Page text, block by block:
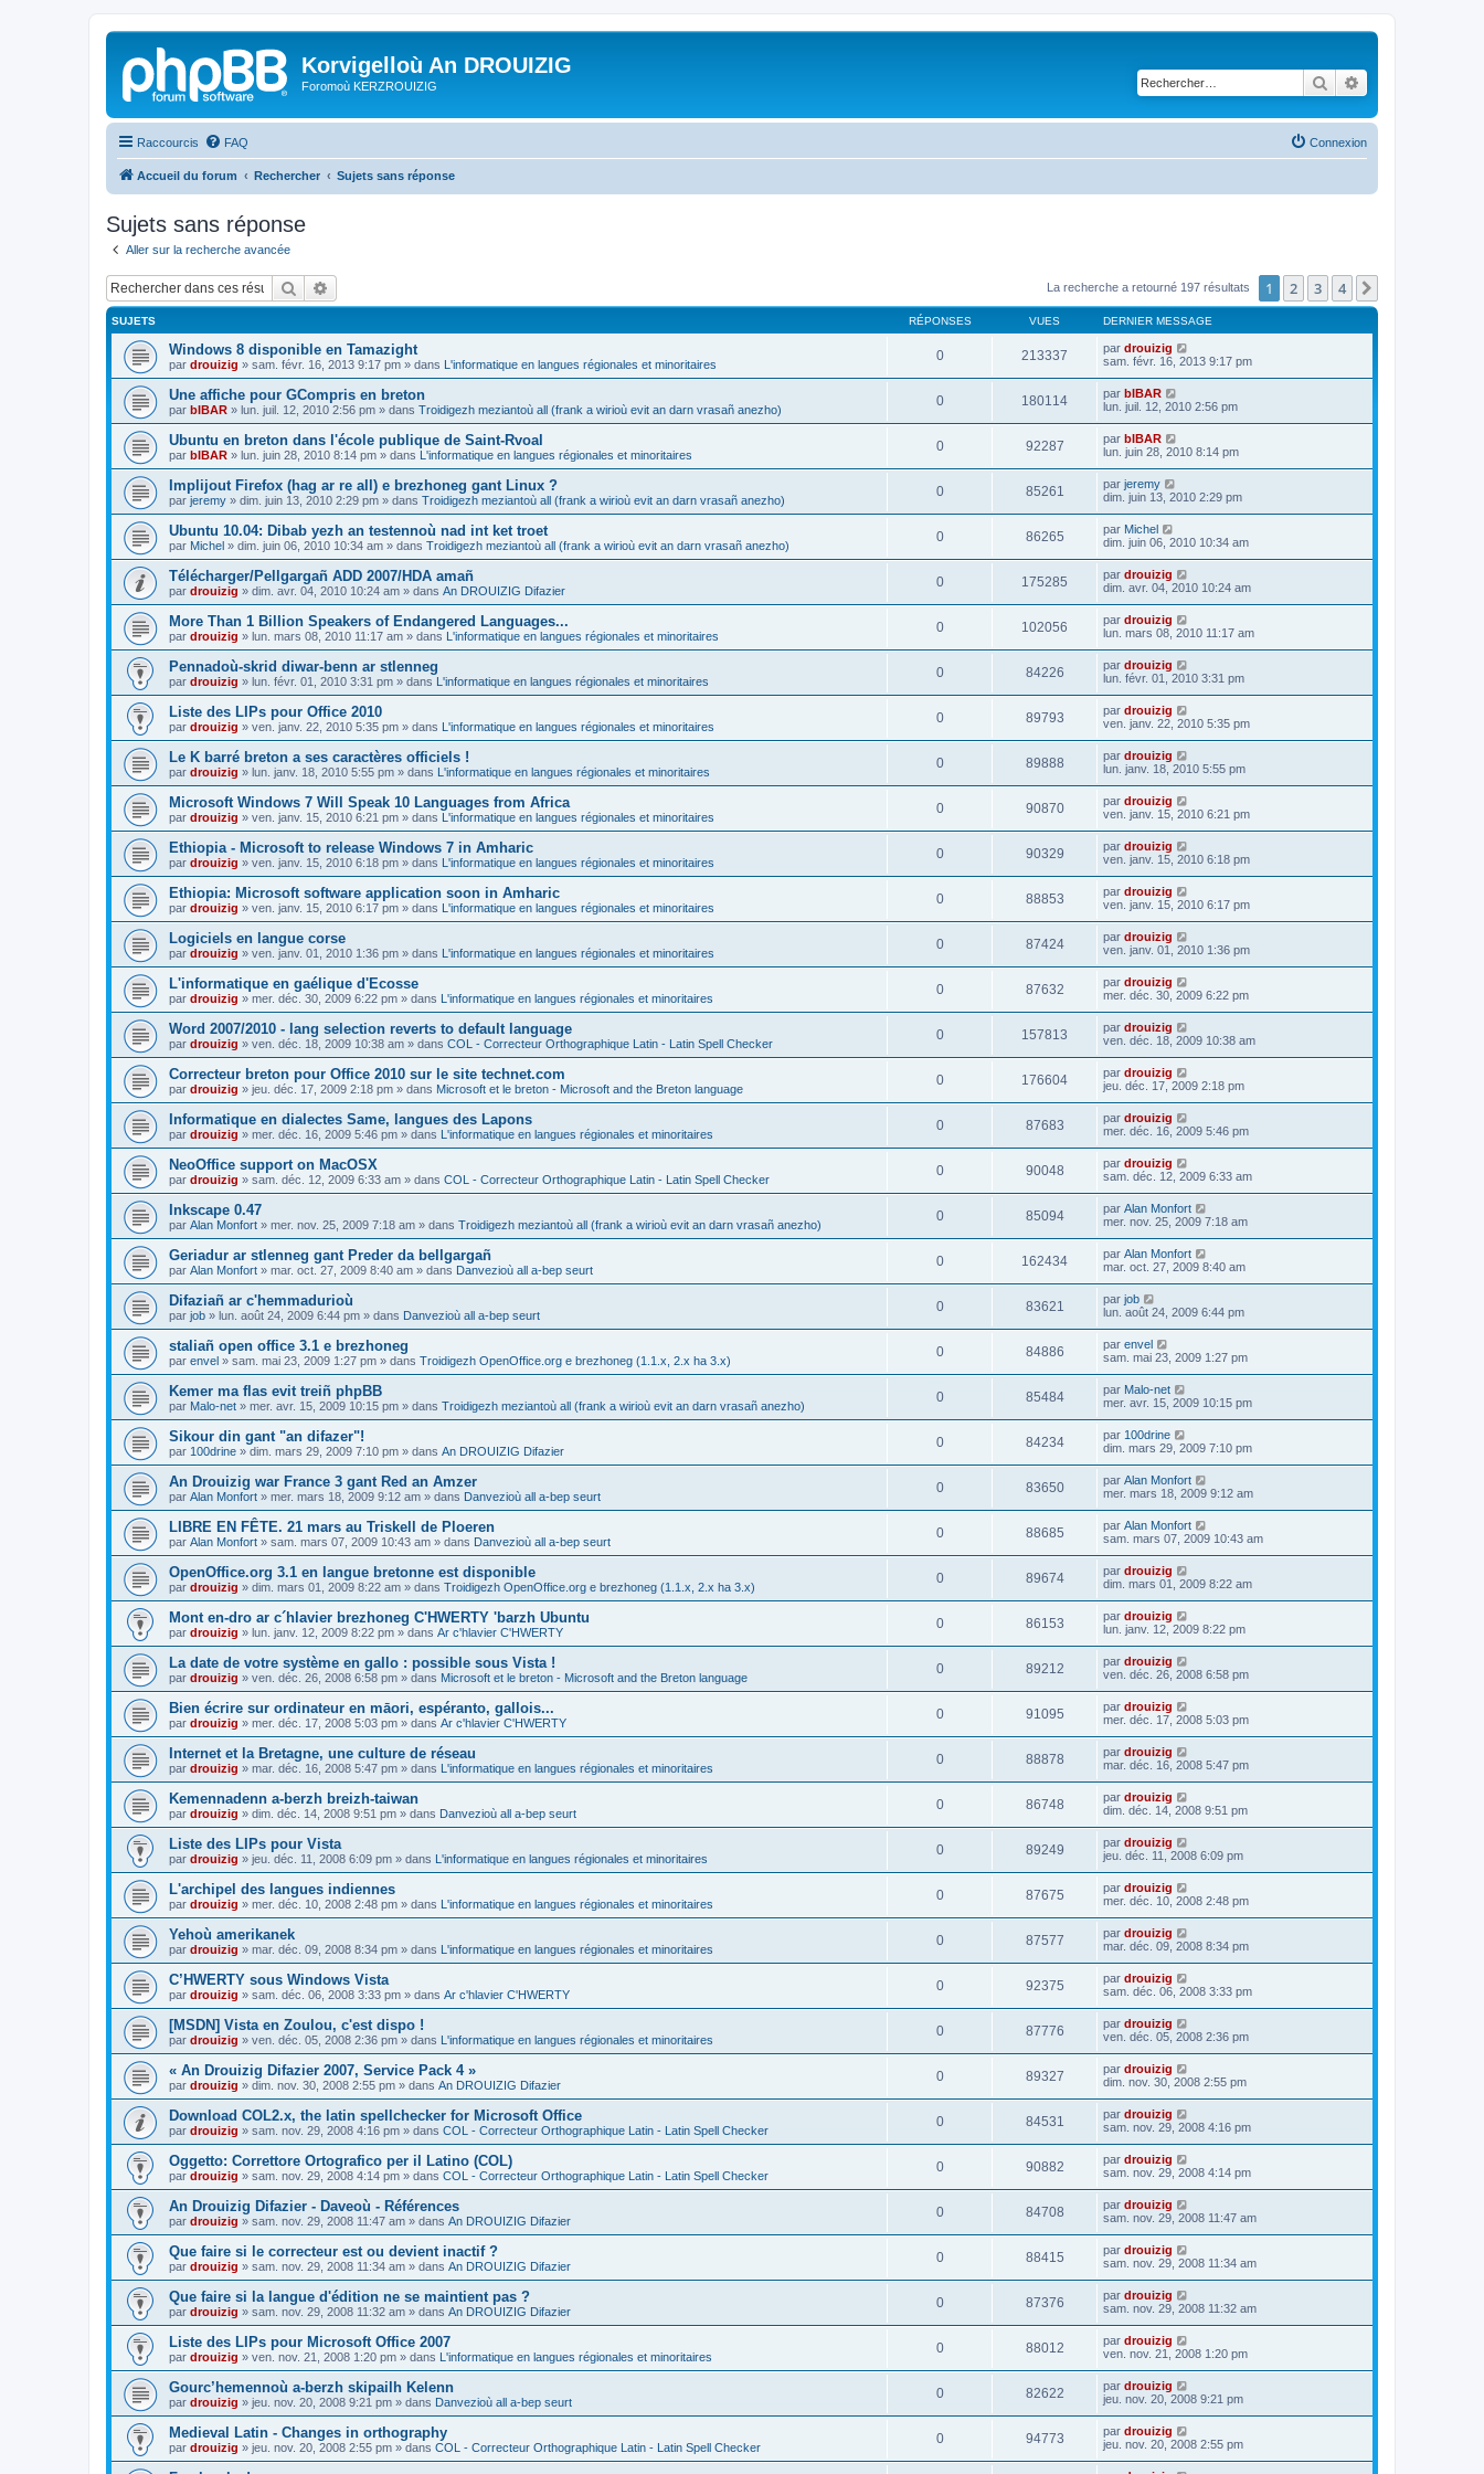
Korvigelloù An DROUIZIG
Foromoù KERZROUIZIG Rechercher
Raccourcis FAQ Connexion
Accueil du forum Rechercher Sujets sans réponse
Sujets sans réponse
Aller sur la recherche avancée
Rechercher La recherche a retourné 197 résultats 1 2 3 4
SUJETS RÉPONSES VUES DERNIER MESSAGE
Windows 8 disponible en Tamazight
par drouizig » sam. févr. 16, 2013 9:17 pm » dans L'informatique en langues régionales et minoritaires
0 213337 par drouizig
sam. févr. 16, 2013 9:17 pm
Une affiche pour GCompris en breton
par bIBAR » lun. juil. 12, 2010 2:56 pm » dans Troidigezh meziantoù all (frank a wirioù evit an darn vrasañ anezho)
0 180114 par bIBAR
lun. juil. 12, 2010 2:56 pm
Ubuntu en breton dans l'école publique de Saint-Rvoal
par bIBAR » lun. juin 28, 2010 8:14 pm » dans L'informatique en langues régionales et minoritaires
0 92287 par bIBAR
lun. juin 28, 2010 8:14 pm
Implijout Firefox (hag ar re all) e brezhoneg gant Linux ?
par jeremy » dim. juin 13, 2010 2:29 pm » dans Troidigezh meziantoù all (frank a wirioù evit an darn vrasañ anezho)
0 85261 par jeremy
dim. juin 13, 2010 2:29 pm
Ubuntu 10.04: Dibab yezh an testennoù nad int ket troet
par Michel » dim. juin 06, 2010 10:34 am » dans Troidigezh meziantoù all (frank a wirioù evit an darn vrasañ anezho)
0 86265 par Michel
dim. juin 06, 2010 10:34 am
Télécharger/Pellgargañ ADD 2007/HDA amañ
par drouizig » dim. avr. 04, 2010 10:24 am » dans An DROUIZIG Difazier
0 175285 par drouizig
dim. avr. 04, 2010 10:24 am
More Than 1 Billion Speakers of Endangered Languages...
par drouizig » lun. mars 08, 2010 11:17 am » dans L'informatique en langues régionales et minoritaires
0 102056 par drouizig
lun. mars 08, 2010 11:17 am
Pennadoù-skrid diwar-benn ar stlenneg
par drouizig » lun. févr. 01, 2010 3:31 pm » dans L'informatique en langues régionales et minoritaires
0 84226 par drouizig
lun. févr. 01, 2010 3:31 pm
Liste des LIPs pour Office 2010
par drouizig » ven. janv. 22, 2010 5:35 pm » dans L'informatique en langues régionales et minoritaires
0 89793 par drouizig
ven. janv. 22, 2010 5:35 pm
Le K barré breton a ses caractères officiels !
par drouizig » lun. janv. 18, 2010 5:55 pm » dans L'informatique en langues régionales et minoritaires
0 89888 par drouizig
lun. janv. 18, 2010 5:55 pm
Microsoft Windows 7 Will Speak 10 Languages from Africa
par drouizig » ven. janv. 15, 2010 6:21 pm » dans L'informatique en langues régionales et minoritaires
0 90870 par drouizig
ven. janv. 15, 2010 6:21 pm
Ethiopia - Microsoft to release Windows 7 in Amharic
par drouizig » ven. janv. 15, 2010 6:18 pm » dans L'informatique en langues régionales et minoritaires
0 90329 par drouizig
ven. janv. 15, 2010 6:18 pm
Ethiopia: Microsoft software application soon in Amharic
par drouizig » ven. janv. 15, 2010 6:17 pm » dans L'informatique en langues régionales et minoritaires
0 88853 par drouizig
ven. janv. 15, 2010 6:17 pm
Logiciels en langue corse
par drouizig » ven. janv. 01, 2010 1:36 pm » dans L'informatique en langues régionales et minoritaires
0 87424 par drouizig
ven. janv. 01, 2010 1:36 pm
L'informatique en gaélique d'Ecosse
par drouizig » mer. déc. 30, 2009 6:22 pm » dans L'informatique en langues régionales et minoritaires
0 87632 par drouizig
mer. déc. 30, 2009 6:22 pm
Word 2007/2010 - lang selection reverts to default language
par drouizig » ven. déc. 18, 2009 10:38 am » dans COL - Correcteur Orthographique Latin - Latin Spell Checker
0 157813 par drouizig
ven. déc. 18, 2009 10:38 am
Correcteur breton pour Office 2010 sur le site technet.com
par drouizig » jeu. déc. 17, 2009 2:18 pm » dans Microsoft et le breton - Microsoft and the Breton language
0 176604 par drouizig
jeu. déc. 17, 2009 2:18 pm
Informatique en dialectes Same, langues des Lapons
par drouizig » mer. déc. 16, 2009 5:46 pm » dans L'informatique en langues régionales et minoritaires
0 87683 par drouizig
mer. déc. 16, 2009 5:46 pm
NeoOffice support on MacOSX
par drouizig » sam. déc. 12, 2009 6:33 am » dans COL - Correcteur Orthographique Latin - Latin Spell Checker
0 90048 par drouizig
sam. déc. 12, 2009 6:33 am
Inkscape 0.47
par Alan Monfort » mer. nov. 25, 2009 7:18 am » dans Troidigezh meziantoù all (frank a wirioù evit an darn vrasañ anezho)
0 85094 par Alan Monfort
mer. nov. 25, 2009 7:18 am
Geriadur ar stlenneg gant Preder da bellgargañ
par Alan Monfort » mar. oct. 27, 2009 8:40 am » dans Danvezioù all a-bep seurt
0 162434 par Alan Monfort
mar. oct. 27, 2009 8:40 am
Difaziañ ar c'hemmadurioù
par job » lun. août 24, 2009 6:44 pm » dans Danvezioù all a-bep seurt
0 83621 par job
lun. août 24, 2009 6:44 pm
staliañ open office 3.1 e brezhoneg
par envel » sam. mai 23, 2009 1:27 pm » dans Troidigezh OpenOffice.org e brezhoneg (1.1.x, 2.x ha 3.x)
0 84886 par envel
sam. mai 23, 2009 1:27 pm
Kemer ma flas evit treiñ phpBB
par Malo-net » mer. avr. 15, 2009 10:15 pm » dans Troidigezh meziantoù all (frank a wirioù evit an darn vrasañ anezho)
0 85484 par Malo-net
mer. avr. 15, 2009 10:15 pm
Sikour din gant "an difazer"!
par 100drine » dim. mars 29, 2009 7:10 pm » dans An DROUIZIG Difazier
0 84234 par 100drine
dim. mars 29, 2009 7:10 pm
An Drouizig war France 3 gant Red an Amzer
par Alan Monfort » mer. mars 18, 2009 9:12 am » dans Danvezioù all a-bep seurt
0 83650 par Alan Monfort
mer. mars 18, 2009 9:12 am
LIBRE EN FÊTE. 21 mars au Triskell de Ploeren
par Alan Monfort » sam. mars 07, 2009 10:43 am » dans Danvezioù all a-bep seurt
0 88685 par Alan Monfort
sam. mars 07, 2009 10:43 am
OpenOffice.org 3.1 en langue bretonne est disponible
par drouizig » dim. mars 01, 2009 8:22 am » dans Troidigezh OpenOffice.org e brezhoneg (1.1.x, 2.x ha 3.x)
0 89674 par drouizig
dim. mars 01, 2009 8:22 am
Mont en-dro ar c´hlavier brezhoneg C'HWERTY 'barzh Ubuntu
par drouizig » lun. janv. 12, 2009 8:22 pm » dans Ar c'hlavier C'HWERTY
0 86153 par drouizig
lun. janv. 12, 2009 8:22 pm
La date de votre système en gallo : possible sous Vista !
par drouizig » ven. déc. 26, 2008 6:58 pm » dans Microsoft et le breton - Microsoft and the Breton language
0 89212 par drouizig
ven. déc. 26, 2008 6:58 pm
Bien écrire sur ordinateur en māori, espéranto, gallois...
par drouizig » mer. déc. 17, 2008 5:03 pm » dans Ar c'hlavier C'HWERTY
0 91095 par drouizig
mer. déc. 17, 2008 5:03 pm
Internet et la Bretagne, une culture de réseau
par drouizig » mar. déc. 16, 2008 5:47 pm » dans L'informatique en langues régionales et minoritaires
0 88878 par drouizig
mar. déc. 16, 2008 5:47 pm
Kemennadenn a-berzh breizh-taiwan
par drouizig » dim. déc. 14, 2008 9:51 pm » dans Danvezioù all a-bep seurt
0 86748 par drouizig
dim. déc. 14, 2008 9:51 pm
Liste des LIPs pour Vista
par drouizig » jeu. déc. 11, 2008 6:09 pm » dans L'informatique en langues régionales et minoritaires
0 89249 par drouizig
jeu. déc. 11, 2008 6:09 pm
L'archipel des langues indiennes
par drouizig » mer. déc. 10, 2008 2:48 pm » dans L'informatique en langues régionales et minoritaires
0 87675 par drouizig
mer. déc. 10, 2008 2:48 pm
Yehoù amerikanek
par drouizig » mar. déc. 09, 2008 8:34 pm » dans L'informatique en langues régionales et minoritaires
0 87577 par drouizig
mar. déc. 09, 2008 8:34 pm
C’HWERTY sous Windows Vista
par drouizig » sam. déc. 06, 2008 3:33 pm » dans Ar c'hlavier C'HWERTY
0 92375 par drouizig
sam. déc. 06, 2008 3:33 pm
[MSDN] Vista en Zoulou, c'est dispo !
par drouizig » ven. déc. 05, 2008 2:36 pm » dans L'informatique en langues régionales et minoritaires
0 87776 par drouizig
ven. déc. 05, 2008 2:36 pm
« An Drouizig Difazier 2007, Service Pack 4 »
par drouizig » dim. nov. 30, 2008 2:55 pm » dans An DROUIZIG Difazier
0 89327 par drouizig
dim. nov. 30, 2008 2:55 pm
Download COL2.x, the latin spellchecker for Microsoft Office
par drouizig » sam. nov. 29, 2008 4:16 pm » dans COL - Correcteur Orthographique Latin - Latin Spell Checker
0 84531 par drouizig
sam. nov. 29, 2008 4:16 pm
Oggetto: Correttore Ortografico per il Latino (COL)
par drouizig » sam. nov. 29, 2008 4:14 pm » dans COL - Correcteur Orthographique Latin - Latin Spell Checker
0 90882 par drouizig
sam. nov. 29, 2008 4:14 pm
An Drouizig Difazier - Daveoù - Références
par drouizig » sam. nov. 29, 2008 11:47 am » dans An DROUIZIG Difazier
0 84708 par drouizig
sam. nov. 29, 2008 11:47 am
Que faire si le correcteur est ou devient inactif ?
par drouizig » sam. nov. 29, 2008 11:34 am » dans An DROUIZIG Difazier
0 88415 par drouizig
sam. nov. 29, 2008 11:34 am
Que faire si la langue d'édition ne se maintient pas ?
par drouizig » sam. nov. 29, 2008 11:32 am » dans An DROUIZIG Difazier
0 87376 par drouizig
sam. nov. 29, 2008 11:32 am
Liste des LIPs pour Microsoft Office 2007
par drouizig » ven. nov. 21, 2008 1:20 pm » dans L'informatique en langues régionales et minoritaires
0 88012 par drouizig
ven. nov. 21, 2008 1:20 pm
Gourc’hemennoù a-berzh skipailh Kelenn
par drouizig » jeu. nov. 20, 2008 9:21 pm » dans Danvezioù all a-bep seurt
0 82622 par drouizig
jeu. nov. 20, 2008 9:21 pm
Medieval Latin - Changes in orthography
par drouizig » jeu. nov. 20, 2008 2:55 pm » dans COL - Correcteur Orthographique Latin - Latin Spell Checker
0 94773 par drouizig
jeu. nov. 20, 2008 2:55 pm